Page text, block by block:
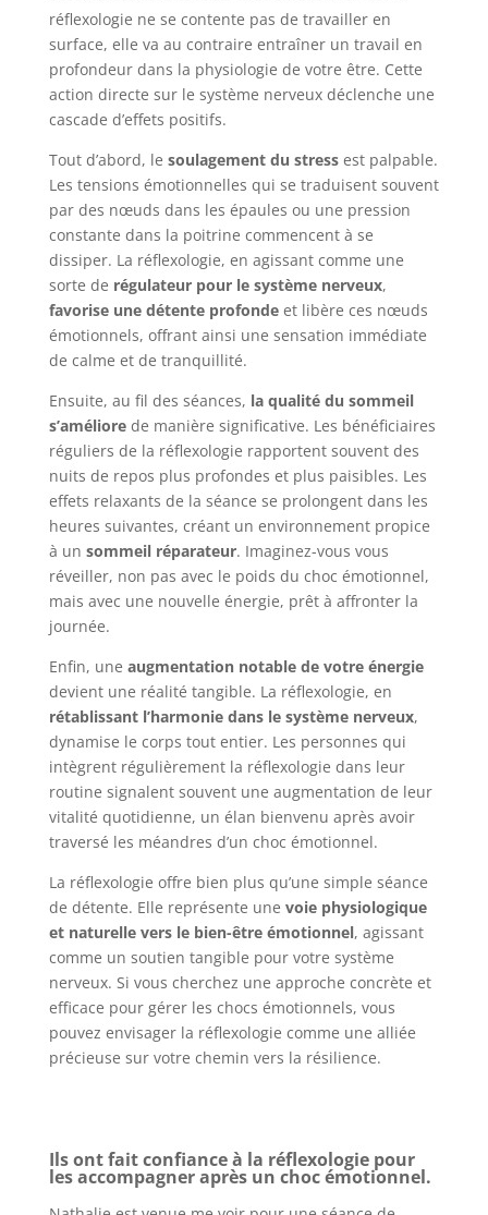
réflexologie ne se contente pas de travailler en
surface, elle va au contraire entraîner un travail en
profondeur dans la physiologie de votre être. Cette
action directe sur le système nerveux déclenche une
cascade d’effets positifs.
Tout d’abord, le soulagement du stressest palpable.
Les tensions émotionnelles qui se traduisent souvent
par des nœuds dans les épaules ou une pression
constante dans la poitrine commencent à se
dissiper. La réflexologie, en agissant comme une
sorte de régulateur pour le système nerveux,
favorise une détente profondeet libère ces nœuds
émotionnels, offrant ainsi une sensation immédiate
de calme et de tranquillité.
Ensuite, au fil des séances, la qualité du sommeil
s’améliorede manière significative. Les bénéficiaires
réguliers de la réflexologie rapportent souvent des
nuits de repos plus profondes et plus paisibles. Les
effets relaxants de la séance se prolongent dans les
heures suivantes, créant un environnement propice
à un sommeil réparateur. Imaginez-vous vous
réveiller, non pas avec le poids du choc émotionnel,
mais avec une nouvelle énergie, prêt à affronter la
journée.
Enfin, une augmentation notable de votre énergie
devient une réalité tangible. La réflexologie, en
rétablissant l’harmonie dans le système nerveux,
dynamise le corps tout entier. Les personnes qui
intègrent régulièrement la réflexologie dans leur
routine signalent souvent une augmentation de leur
vitalité quotidienne, un élan bienvenu après avoir
traversé les méandres d’un choc émotionnel.
La réflexologie offre bien plus qu’une simple séance
de détente. Elle représente une voie physiologique
et naturelle vers le bien-être émotionnel, agissant
comme un soutien tangible pour votre système
nerveux. Si vous cherchez une approche concrète et
efficace pour gérer les chocs émotionnels, vous
pouvez envisager la réflexologie comme une alliée
précieuse sur votre chemin vers la résilience.
Ils ont fait confiance à la réflexologie pour
les accompagner après un choc émotionnel.